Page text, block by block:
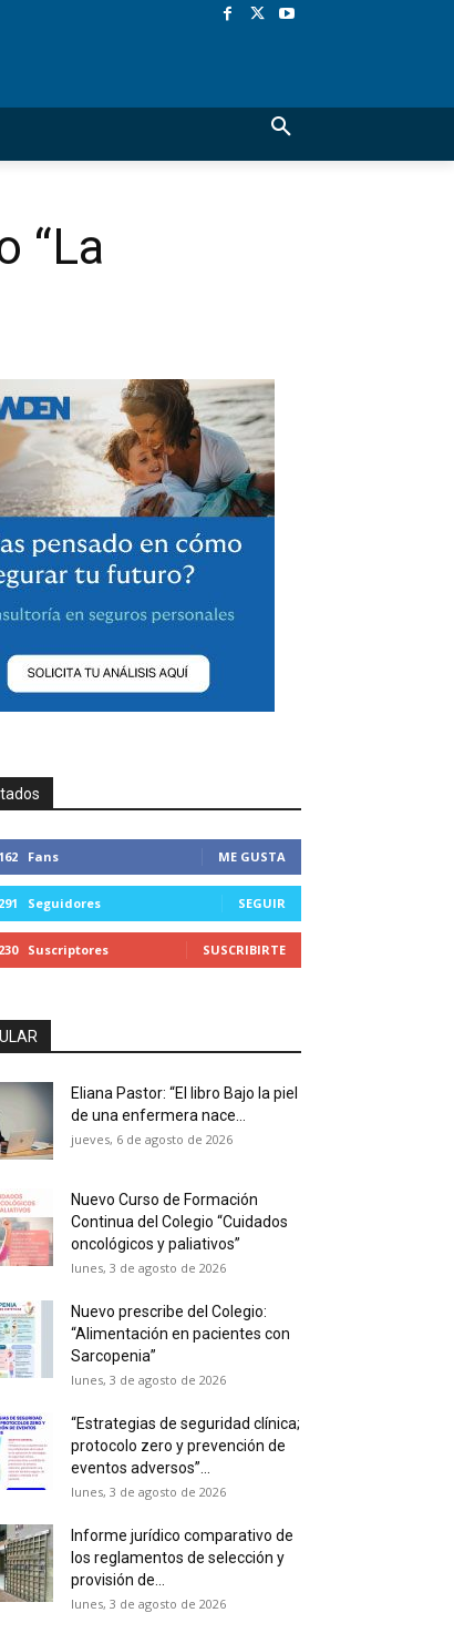
“La
Fans ME GUSTA
Seguidores SEGUIR
Suscriptores SUSCRIBIRTE
Eliana Pastor: “El libro Bajo la piel
de una enfermera nace...
jueves, 6 de agosto de 2026
Nuevo Curso de Formación
Continua del Colegio “Cuidados
oncológicos y paliativos”
lunes, 3 de agosto de 2026
Nuevo prescribe del Colegio:
“Alimentación en pacientes con
Sarcopenia”
lunes, 3 de agosto de 2026
“Estrategias de seguridad clínica;
protocolo zero y prevención de
eventos adversos”...
lunes, 3 de agosto de 2026
Informe jurídico comparativo de
los reglamentos de selección y
provisión de...
lunes, 3 de agosto de 2026